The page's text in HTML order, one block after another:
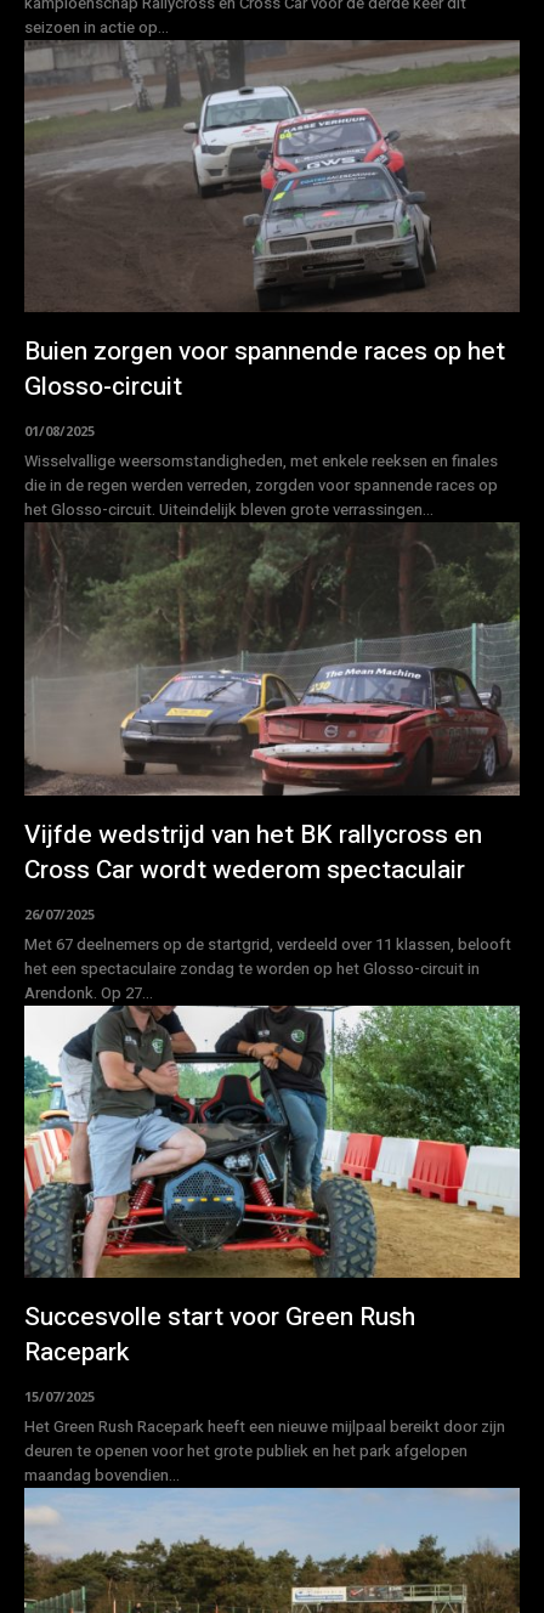
seizoen in actie op...
Buien zorgen voor spannende races op het
Glosso-circuit
01/08/2025
Wisselvallige weersomstandigheden, met enkele reeksen en finales
die in de regen werden verreden, zorgden voor spannende races op
het Glosso-circuit. Uiteindelijk bleven grote verrassingen...
Vijfde wedstrijd van het BK rallycross en
Cross Car wordt wederom spectaculair
26/07/2025
Met 67 deelnemers op de startgrid, verdeeld over 11 klassen, belooft
het een spectaculaire zondag te worden op het Glosso-circuit in
Arendonk. Op 27...
Succesvolle start voor Green Rush
Racepark
15/07/2025
Het Green Rush Racepark heeft een nieuwe mijlpaal bereikt door zijn
deuren te openen voor het grote publiek en het park afgelopen
maandag bovendien...